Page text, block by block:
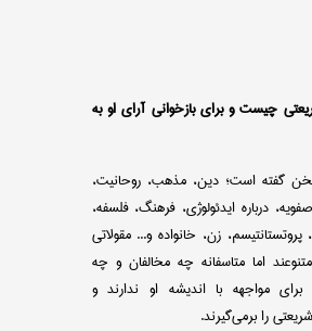
چیست و برای بازخوانی آرای او به
گفته است؛ دین، مذهب، روحانیت،
درباره ایدئولوژی، فرهنگ، فلسفه،
زن، خانواده و... مقولاتی
اما متاسفانه چه مخالفان و چه
مواجهه با اندیشه او ندارند و
را برمی‌گیرند.